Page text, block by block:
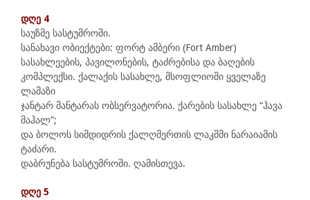
დღე 4
საუზმე სასტუმროში.
სანახავი ობიექტები: ფორტ ამბერი (Fort Amber)
სასახლეების, პავილონების, ტაძრებისა და ბაღების
კომპლექსი. ქალაქის სასახლე, მსოფლიოში ყველაზე
ლამაზი
ჯანტარ მანტარას ობსერვატორია. ქარების სასახლე “ჰავა
მაჰალ”;
და ბოლოს სიმდიდრის ქალღმერთის ლაკშმი ნარაიამის
ტაძარი.
დაბრუნება სასტუმროში. ღამისთევა.
დღე 5